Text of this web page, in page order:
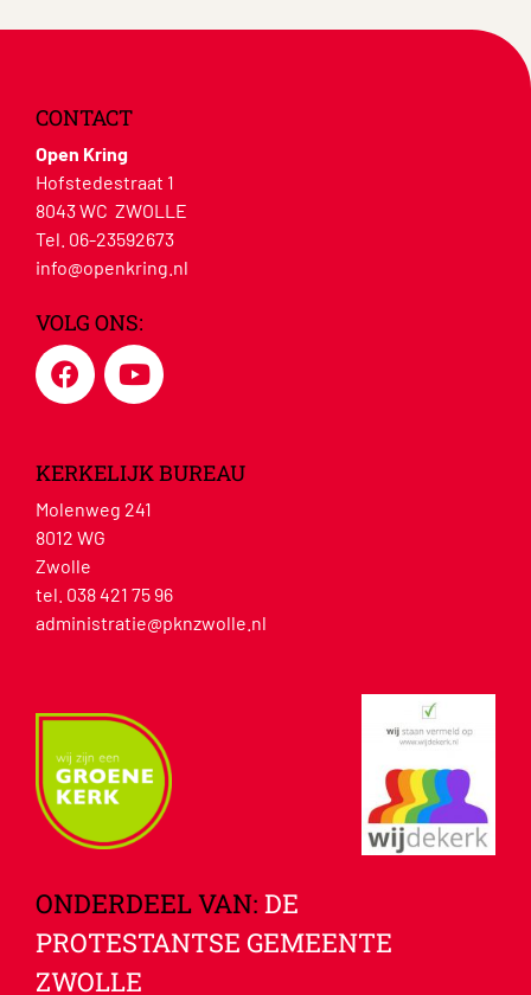
CONTACT
Open Kring
Hofstedestraat 1
8043 WC ZWOLLE
Tel. 06-23592673
info@openkring.nl
VOLG ONS:
KERKELIJK BUREAU
Molenweg 241
8012 WG
Zwolle
tel. 038 421 75 96
administratie@pknzwolle.nl
ONDERDEEL VAN: DE
PROTESTANTSE GEMEENTE
ZWOLLE